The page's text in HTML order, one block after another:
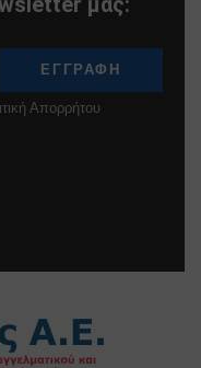
Απορρήτου